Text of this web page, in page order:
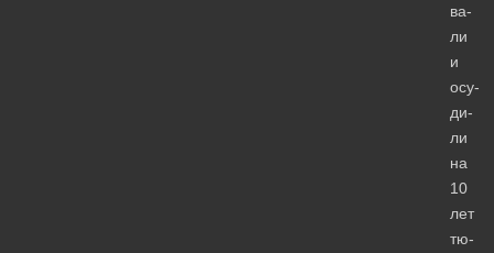
ва­
ли
и
осу­
ди­
ли
на
10
лет
тю­